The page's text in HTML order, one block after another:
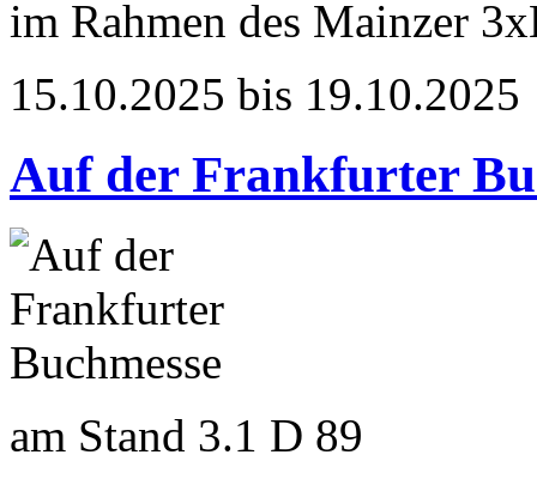
im Rahmen des Mainzer
15.10.2025 bis 19.10.2025
Auf der Frankfurter
am Stand 3.1 D 89